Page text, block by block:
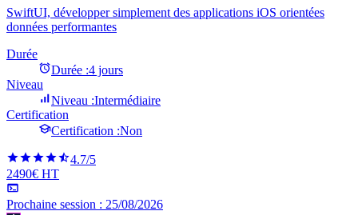
SwiftUI, développer simplement des applications iOS orientées
données performantes
Durée
Durée :4 jours
Niveau
Niveau :Intermédiaire
Certification
Certification :Non
4.7/5
2490€ HT
Prochaine session : 25/08/2026